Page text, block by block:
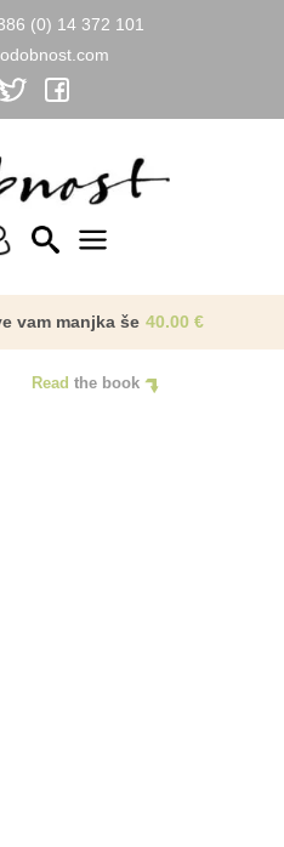
(0) 14 372 101
Menu
vam manjka še 40.00 €
Read the book